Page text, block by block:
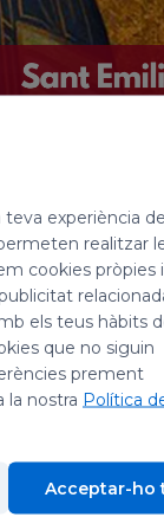
bisbe i
com a
havien
per la unió
molts
a
experiència de
realitzar
cookies pròpies
els teus hàbits
que no siguin
prement
la nostra Política
Acceptar-ho